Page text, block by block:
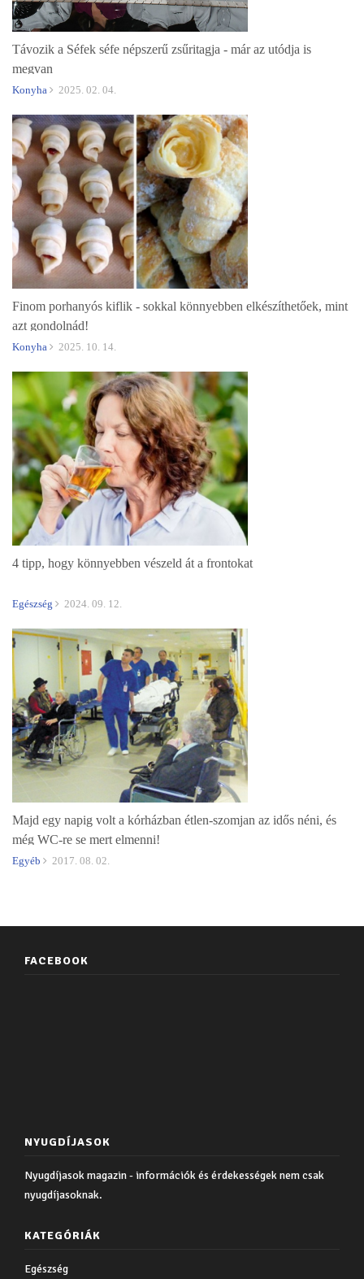
Távozik a Séfek séfe népszerű zsűritagja - már az utódja is
megvan
Konyha 2025. 02. 04.
Finom porhanyós kiflik - sokkal könnyebben elkészíthetőek, mint
azt gondolnád!
Konyha 2025. 10. 14.
4 tipp, hogy könnyebben vészeld át a frontokat
Egészség 2024. 09. 12.
Majd egy napig volt a kórházban étlen-szomjan az idős néni, és
még WC-re se mert elmenni!
Egyéb 2017. 08. 02.
FACEBOOK
NYUGDÍJASOK
Nyugdíjasok magazin - információk és érdekességek nem csak
nyugdíjasoknak.
KATEGÓRIÁK
Egészség